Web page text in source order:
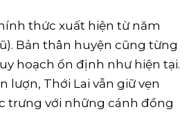
thức xuất hiện từ năm
Bản thân huyện cũng từng
hoạch ổn định như hiện tại.
Thới Lai vẫn giữ vẹn
trưng với những cánh đồng